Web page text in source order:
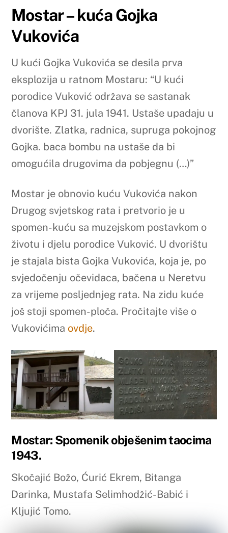
Mostar – kuća Gojka
Vukovića
U kući Gojka Vukovića se desila prva
eksplozija u ratnom Mostaru: “U kući
porodice Vuković održava se sastanak
članova KPJ 31. jula 1941. Ustaše upadaju u
dvorište. Zlatka, radnica, supruga pokojnog
Gojka. baca bombu na ustaše da bi
omogućila drugovima da pobjegnu (…)”
Mostar je obnovio kuću Vukovića nakon
Drugog svjetskog rata i pretvorio je u
spomen-kuću sa muzejskom postavkom o
životu i djelu porodice Vuković. U dvorištu
je stajala bista Gojka Vukovića, koja je, po
svjedočenju očevidaca, bačena u Neretvu
za vrijeme posljednjeg rata. Na zidu kuće
još stoji spomen-ploča. Pročitajte više o
Vukovićima ovdje.
Mostar: Spomenik obješenim taocima
1943.
Skočajić Božo, Ćurić Ekrem, Bitanga
Darinka, Mustafa Selimhodžić-Babić i
Kljujić Tomo.